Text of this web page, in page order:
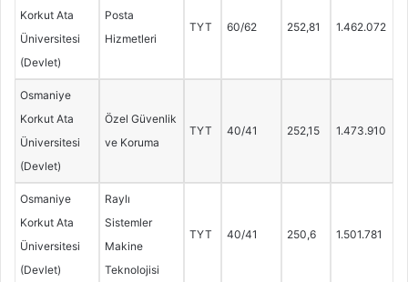
Korkut Ata
Üniversitesi
(Devlet)
Posta
Hizmetleri
TYT 60/62 252,81 1.462.072
Osmaniye
Korkut Ata
Üniversitesi
(Devlet)
Özel Güvenlik
ve Koruma
TYT 40/41 252,15 1.473.910
Osmaniye
Korkut Ata
Üniversitesi
(Devlet)
Raylı
Sistemler
Makine
Teknolojisi
TYT 40/41 250,6 1.501.781